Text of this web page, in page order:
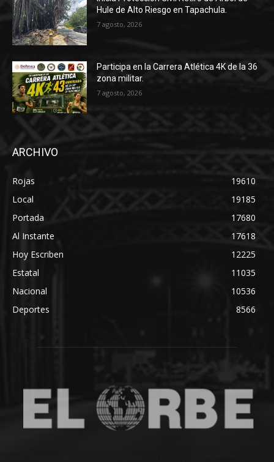
Hule de Alto Riesgo en Tapachula.
7 agosto, 2026
Participa en la Carrera Atlética 4K de la 36
zona militar.
7 agosto, 2026
ARCHIVO
Rojas
19610
Local
19185
Portada
17680
Al Instante
17618
Hoy Escriben
12225
Estatal
11035
Nacional
10536
Deportes
8566